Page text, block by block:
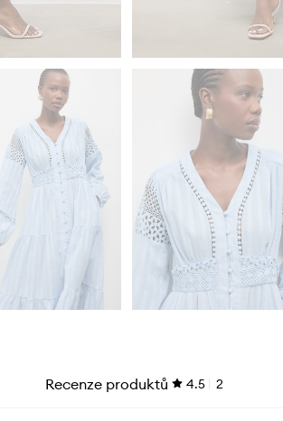
Recenze produktů 4.5 2